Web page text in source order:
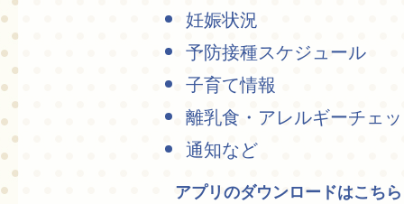
妊娠状況
予防接種スケジュール
子育て情報
離乳食・アレルギーチェ
通知など
アプリのダウンロードはこちら